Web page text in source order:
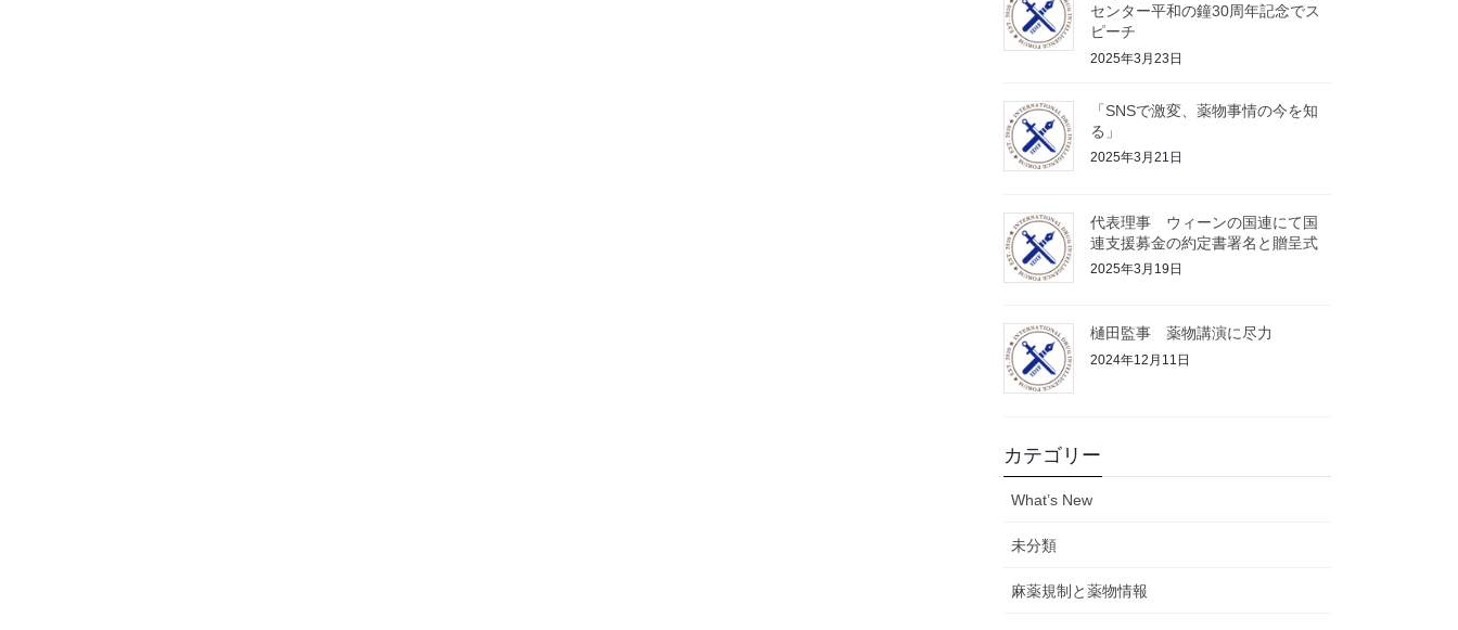
センター平和の鐘30周年記念でス
ピーチ
2025年3月23日
「SNSで激変、薬物事情の今を知
る」
2025年3月21日
代表理事 ウィーンの国連にて国
連支援募金の約定書署名と贈呈式
2025年3月19日
樋田監事 薬物講演に尽力
2024年12月11日
カテゴリー
What’s New
未分類
麻薬規制と薬物情報